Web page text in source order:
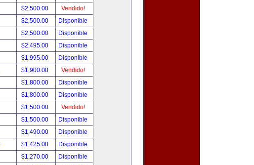
$2,500.00
Vendido!
$2,500.00
Disponible
$2,500.00
Disponible
$2,495.00
Disponible
$1,995.00
Disponible
$1,900.00
Vendido!
$1,800.00
Disponible
$1,800.00
Disponible
$1,500.00
Vendido!
$1,500.00
Disponible
$1,490.00
Disponible
$1,425.00
Disponible
$1,270.00
Disponible